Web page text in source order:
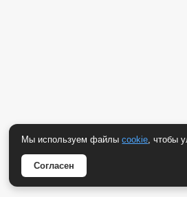
Мы используем файлыcookie, чтобы
Согласен